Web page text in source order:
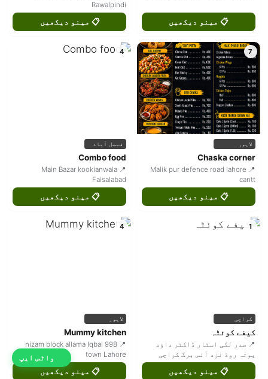
📋 مینو دیکھیں
Rawalpindi
📋 مینو دیکھیں
7
لاہور
Chaska corner
📍 Malik pur defence road lahore
cantt
📋 مینو دیکھیں
4
فیصل آباد
Combo food
📍 Main Bazar kookianwala
Faisalabad
📋 مینو دیکھیں
1
کراچی
کیفے کوئٹہ
📍 صدر لکی اسٹار ڈاکٹر داؤد
پوتہ روڈ نزد آئس برگ کراچی
📋 مینو دیکھیں
4
لاہور
Mummy kitchen
📍 998 nizam block allama Iqbal
town Lahore
📋 مینو دیکھیں
واٹس ایپ